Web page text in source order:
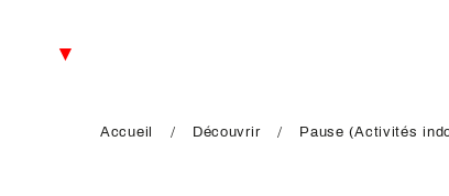
Accueil Découvrir Pause (Activités